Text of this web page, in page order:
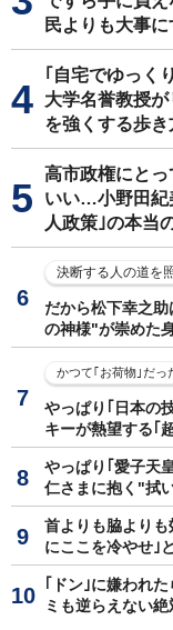
民よりも大事
｢自宅でゆっく
大学名誉教授
を強くする歩き
高市政権にとっ
いい…小野田紀
人政策｣の本当
決断する人の道を
だから松下幸之
の神様"が崇めた
かつて｢お荷物｣だっ
やっぱり｢日本の
キーが熱望する｢
やっぱり｢愛子天
仁さまに抱く"拭
首よりも脇より
にここを冷やせ｣
｢ドン｣に嫌われ
ミも逆らえない